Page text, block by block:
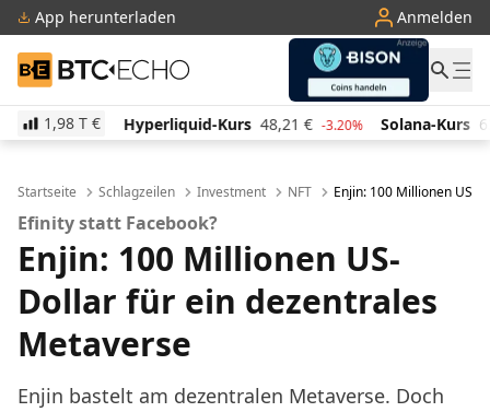
App herunterladen Anmelden
BTC-ECHO
1,98 T €
Kurs 48,21 € -3.20% Solana-Kurs 63,52 € -1.10%
Startseite Schlagzeilen Investment NFT Enjin: 100 Millionen US-
Efinity statt Facebook?
Enjin: 100 Millionen US-
Dollar für ein dezentrales
Metaverse
Enjin bastelt am dezentralen Metaverse. Doch